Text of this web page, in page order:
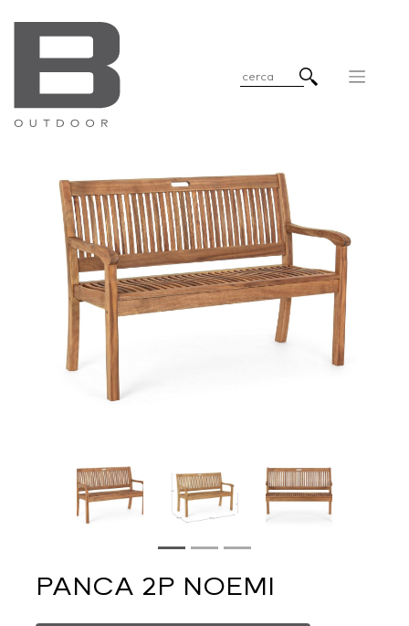
PANCA 2P NOEMI